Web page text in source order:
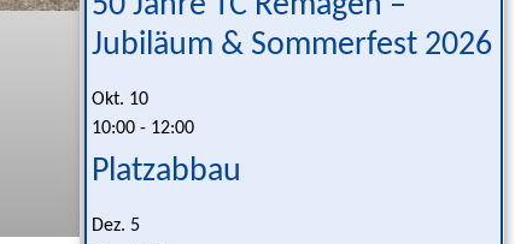
Jubiläum & Sommerfest 2026
Okt. 10
10:00 - 12:00
Platzabbau
Dez. 5